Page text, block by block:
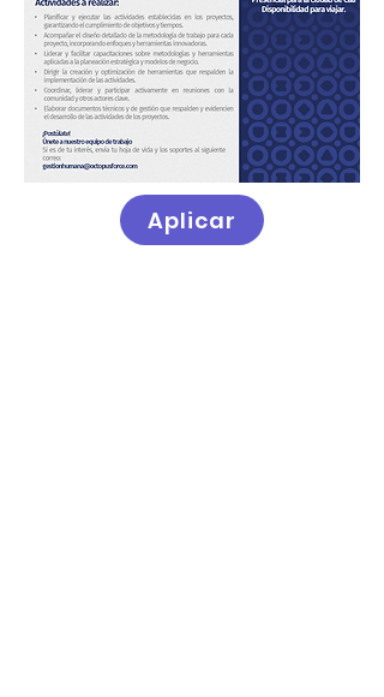
Aplicar